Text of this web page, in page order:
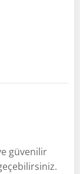
güvenilir